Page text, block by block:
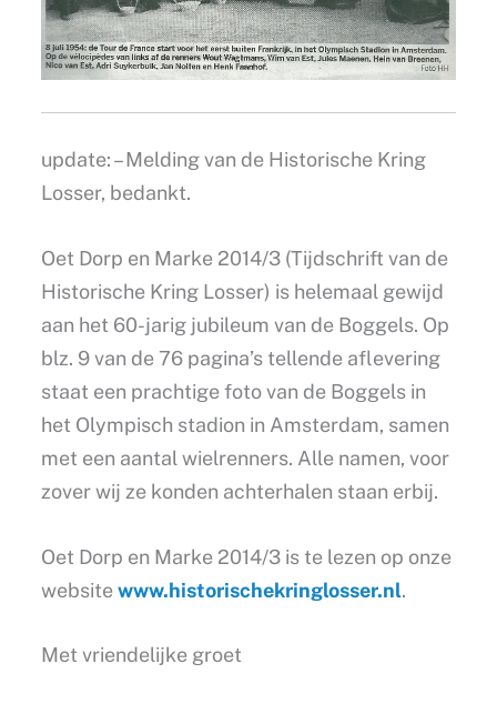
update: – Melding van de Historische Kring
Losser, bedankt.
Oet Dorp en Marke 2014/3 (Tijdschrift van de
Historische Kring Losser) is helemaal gewijd
aan het 60-jarig jubileum van de Boggels. Op
blz. 9 van de 76 pagina’s tellende aflevering
staat een prachtige foto van de Boggels in
het Olympisch stadion in Amsterdam, samen
met een aantal wielrenners. Alle namen, voor
zover wij ze konden achterhalen staan erbij.
Oet Dorp en Marke 2014/3 is te lezen op onze
websitewww.historischekringlosser.nl.
Met vriendelijke groet